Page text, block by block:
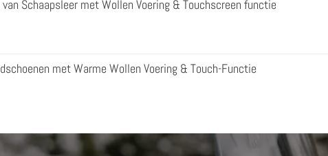
Schaapsleer met Wollen Voering & Touchscreen functie
met Warme Wollen Voering & Touch-Functie